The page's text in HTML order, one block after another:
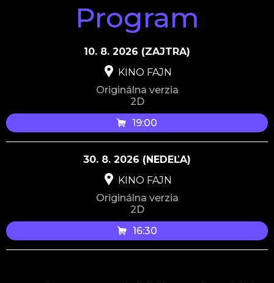
Program
10. 8. 2026 (ZAJTRA)
KINO FAJN
Originálna verzia
2D
19:00
30. 8. 2026 (NEDEĽA)
KINO FAJN
Originálna verzia
2D
16:30